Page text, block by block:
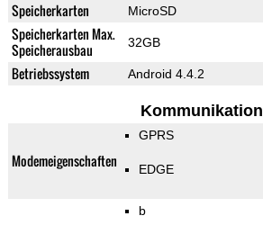
Speicherkarten MicroSD
Speicherkarten Max.
Speicherausbau
32GB
Betriebssystem Android 4.4.2
Kommunikation
Modemeigenschaften
GPRS
EDGE
b